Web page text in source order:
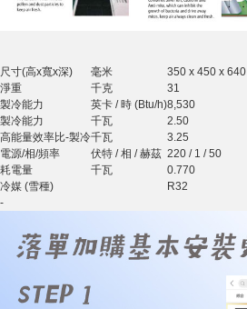
尺寸(高x寬x深) 毫米
350 x 450 x 640
淨重
千克
31
製冷能力
英卡 / 時 (Btu/h)8,530
製冷能力
千瓦
2.50
高能量效率比-製冷千瓦
3.25
電源/相/頻率
伏特 / 相 / 赫茲 220 / 1 / 50
耗電量
千瓦
0.770
冷媒 (雪種)
R32
-